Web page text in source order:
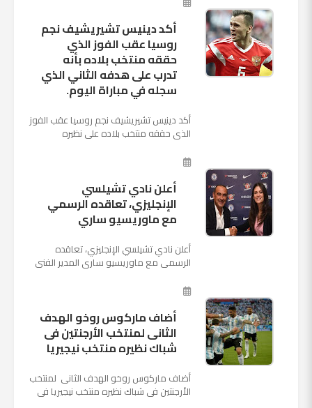
أكد دينيس تشيريشيف نجم
روسيا عقب الفوز الذي
حققه منتخب بلاده بأنه
تدرب على هدفه الثاني الذي
سجله في مباراة اليوم.
أكد دينيس تشيريشيف نجم روسيا عقب الفوز
الذي حققه منتخب بلاده على نظيره
كأس العالم بأنه تدرب على هد...
أعلن نادي تشيلسي
الإنجليزي، تعاقده الرسمي
مع ماوريسيو ساري
أعلن نادي تشيلسي الإنجليزي، تعاقده
الرسمي مع ماوريسيو ساري المدير الفني
المقبل وخلافة أنطونيو كو...
أضاف ماركوس روخو الهدف
الثانى لمنتخب الأرجنتين فى
شباك نظيره منتخب نيجيريا
أضاف ماركوس روخو الهدف الثانى لمنتخب
الأرجنتين فى شباك نظيره منتخب نيجيريا فى